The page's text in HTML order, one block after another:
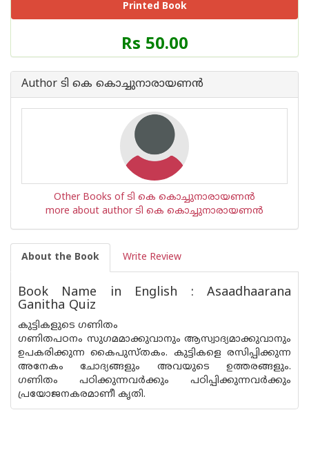
Printed Book
Price
of
Book
is
Rs 50.00
Author ടി കെ കൊച്ചുനാരായണന്‍
Other Books of ടി കെ കൊച്ചുനാരായണന്‍
more about author ടി കെ കൊച്ചുനാരായണന്‍
About the Book Write Review
Book Name in English : Asaadhaarana
Ganitha Quiz
കുട്ടികളുടെ ഗണിതം
ഗണിതപഠനം സുഗമമാക്കുവാനും ആസ്വാദ്യമാക്കുവാനും
ഉപകരിക്കുന്ന കൈപുസ്തകം. കുട്ടികളെ രസിപ്പിക്കുന്ന
അനേകം ചോദ്യങ്ങളും അവയുടെ ഉത്തരങ്ങളും.
ഗണിതം പഠിക്കുന്നവര്‍ക്കും പഠിപ്പിക്കുന്നവര്‍ക്കും
പ്രയോജനകരമാണീ കൃതി.